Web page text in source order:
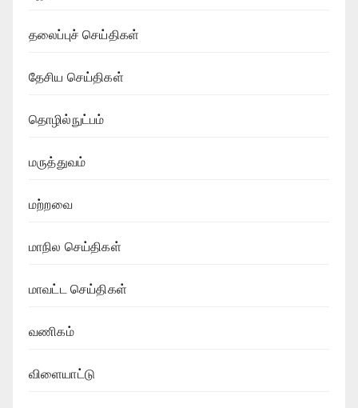
தலைப்புச் செய்திகள்
தேசிய செய்திகள்
தொழில்நுட்பம்
மருத்துவம்
மற்றவை
மாநில செய்திகள்
மாவட்ட செய்திகள்
வணிகம்
விளையாட்டு